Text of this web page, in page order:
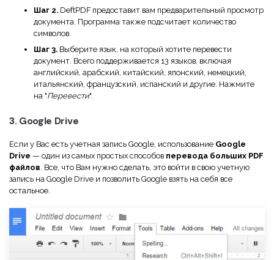
Шаг 2. DeftPDF предоставит вам предварительный просмотр
документа. Программа также подсчитает количество
символов.
Шаг 3. Выберите язык, на который хотите перевести
документ. Всего поддерживается 13 языков, включая
английский, арабский, китайский, японский, немецкий,
итальянский, французский, испанский и другие. Нажмите
на "Перевести".
3. Google Drive
Если у Вас есть учетная запись Google, использование Google
Drive — один из самых простых способов перевода больших PDF
файлов. Все, что Вам нужно сделать, это войти в свою учетную
запись на Google Drive и позволить Google взять на себя все
остальное.